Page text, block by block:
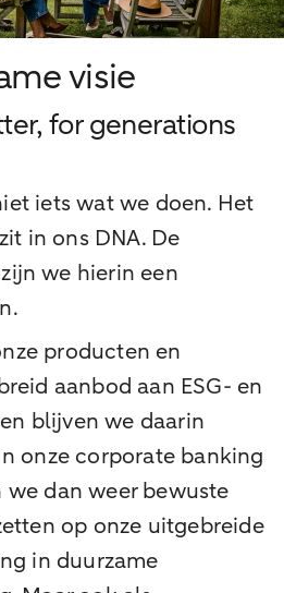
visie
for generations
iets wat we doen. Het
in ons DNA. De
we hierin een
producten en
aanbod aan ESG- en
blijven we daarin
onze corporate banking
dan weer bewuste
op onze uitgebreide
in duurzame